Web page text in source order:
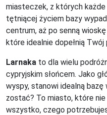
miasteczek, z których każde
tętniącej życiem bazy
centrum, aż po senną
które idealnie dopełnią Twój
Larnaka to dla wielu
cypryjskim słońcem. Jako
wyspy, stanowi idealną
zostać? To miasto, które
wszystko, czego